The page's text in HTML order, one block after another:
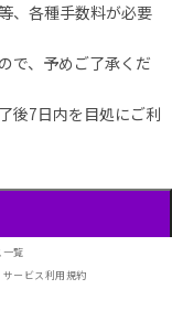
、各種手数料が必要
で、予めご了承くだ
後7日内を目処にご利
一覧
サービス利用規約